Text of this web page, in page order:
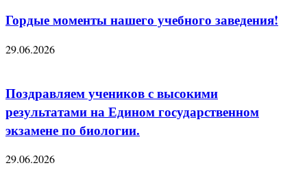
Гордые моменты нашего учебного заведения!
29.06.2026
Поздравляем учеников с высокими
результатами на Едином государственном
экзамене по биологии.
29.06.2026